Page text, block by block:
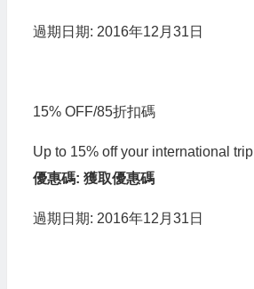
過期日期: 2016年12月31日
15% OFF/85折扣碼
Up to 15% off your international trip
優惠碼: 獲取優惠碼
過期日期: 2016年12月31日